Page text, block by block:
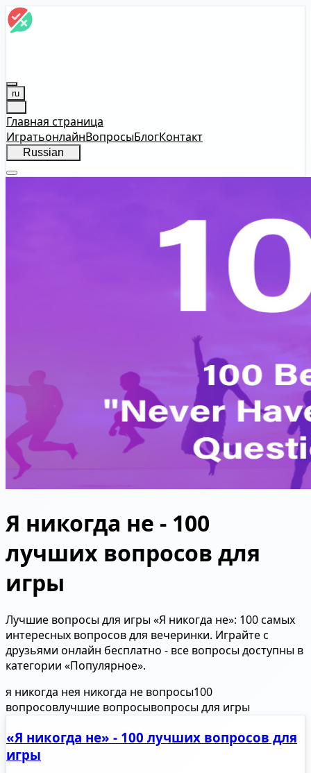
ru
Главная страница
ИгратьонлайнВопросыБлогКонтакт
Russian
Я никогда не - 100
лучших вопросов для
игры
Лучшие вопросы для игры «Я никогда не»: 100 самых
интересных вопросов для вечеринки. Играйте с
друзьями онлайн бесплатно - все вопросы доступны в
категории «Популярное».
я никогда нея никогда не вопросы100
вопросовлучшие вопросывопросы для игры
«Я никогда не» - 100 лучших вопросов для
игры